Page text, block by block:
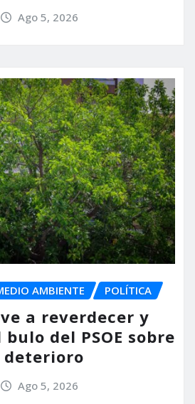
Ago 5, 2026
AMBIENTE POLÍTICA
a reverdecer y
del PSOE sobre
deterioro
Ago 5, 2026